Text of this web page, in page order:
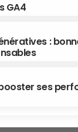
GA4
:
ses